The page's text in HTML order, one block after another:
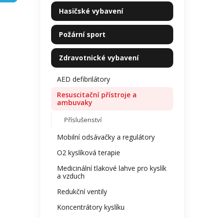
kategorie
Hasičské vybavení
Požární sport
Zdravotnické vybavení
AED defibrilátory
Resuscitační přístroje a
ambuvaky
Příslušenství
Mobilní odsávačky a regulátory
O2 kyslíková terapie
Medicinální tlakové lahve pro kyslík
a vzduch
Redukční ventily
Koncentrátory kyslíku